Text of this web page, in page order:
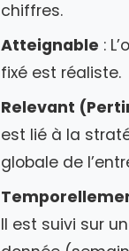
chiffres.
Atteignable :
fixé est réaliste.
Relevant
est lié à la
globale de
Il est suivi sur